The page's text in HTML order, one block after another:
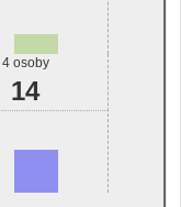
4 osoby
14